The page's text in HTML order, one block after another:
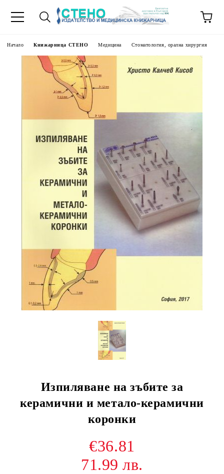
Начало Книжарница СТЕНО Медицина Стоматология, орална хирургия
Изпиляване на зъбите за
керамични и метало-керамични
коронки
€36.81
71.99 лв.